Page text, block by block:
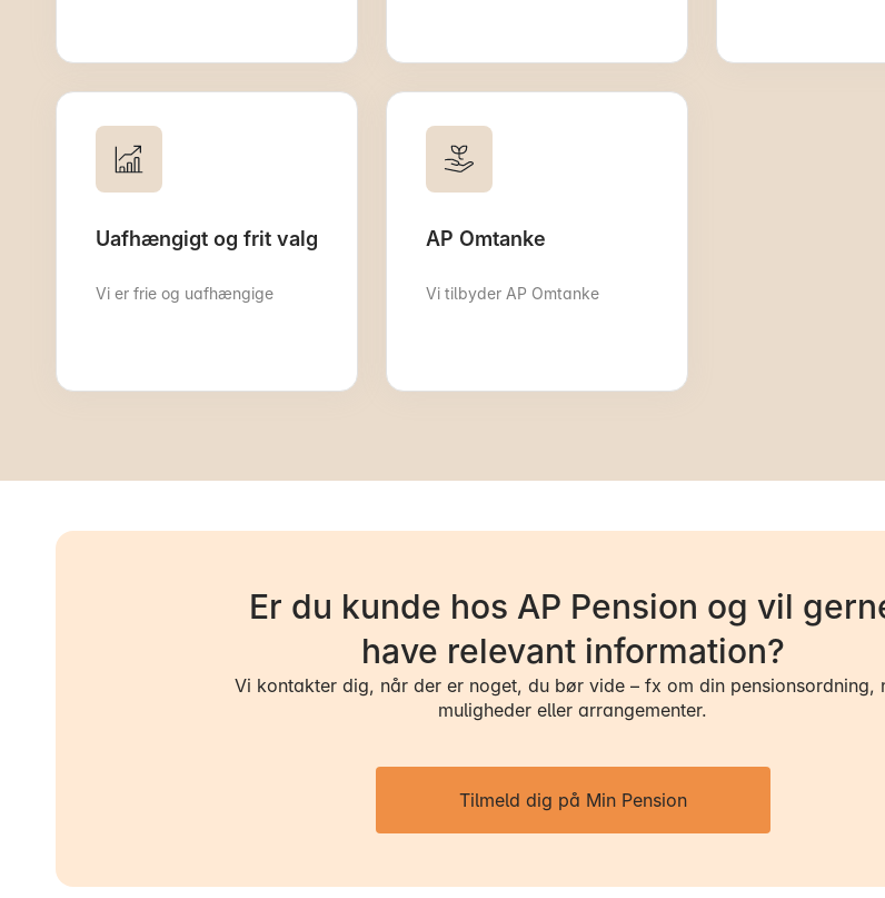
Uafhængigt og frit valg
Vi er frie og uafhængige
AP Omtanke
Vi tilbyder AP Omtanke
Er du kunde hos AP Pension og vil
have relevant information?
Vi kontakter dig, når der er noget, du bør vide – fx om din pensionsordning,
muligheder eller arrangementer.
Tilmeld dig på Min Pension